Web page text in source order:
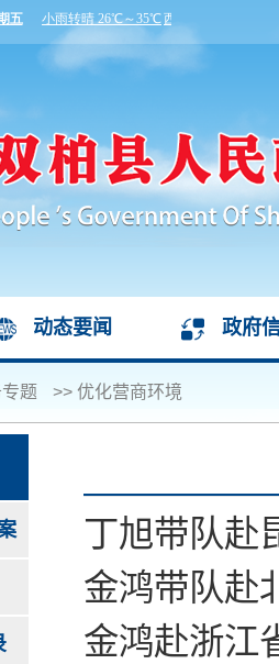
动态要闻 政府
题 >> 优化营商环境
丁旭带队赴
金鸿带队赴
金鸿赴浙江